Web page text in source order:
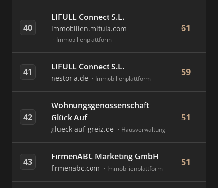
40
LIFULL Connect S.L.
immobilien.mitula.com
Immobilienplattform
61
41 LIFULL Connect S.L.
nestoria.de Immobilienplattform
59
42
Wohnungsgenossenschaft
Glück Auf
glueck-auf-greiz.de Hausverwaltung
51
43 FirmenABC Marketing GmbH
firmenabc.com Immobilienplattform
51